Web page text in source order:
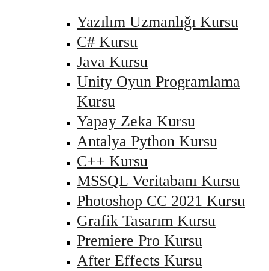
Yazılım Uzmanlığı Kursu
C# Kursu
Java Kursu
Unity Oyun Programlama
Kursu
Yapay Zeka Kursu
Antalya Python Kursu
C++ Kursu
MSSQL Veritabanı Kursu
Photoshop CC 2021 Kursu
Grafik Tasarım Kursu
Premiere Pro Kursu
After Effects Kursu